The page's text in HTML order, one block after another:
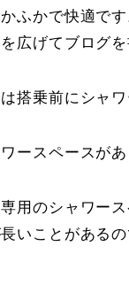
ふかで快適です
広げてブログ
搭乗前にシャ
ースペースが
用のシャワー
長いことがある